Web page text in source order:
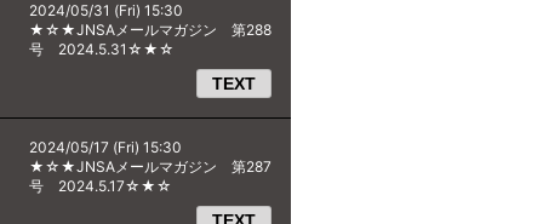
2024/05/31 (Fri) 15:30
★☆★JNSAメールマガジン 第288
号 2024.5.31☆★☆
TEXT
2024/05/17 (Fri) 15:30
★☆★JNSAメールマガジン 第287
号 2024.5.17☆★☆